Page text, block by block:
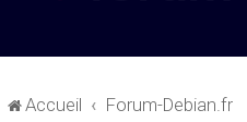
Accueil Forum-Debian.fr